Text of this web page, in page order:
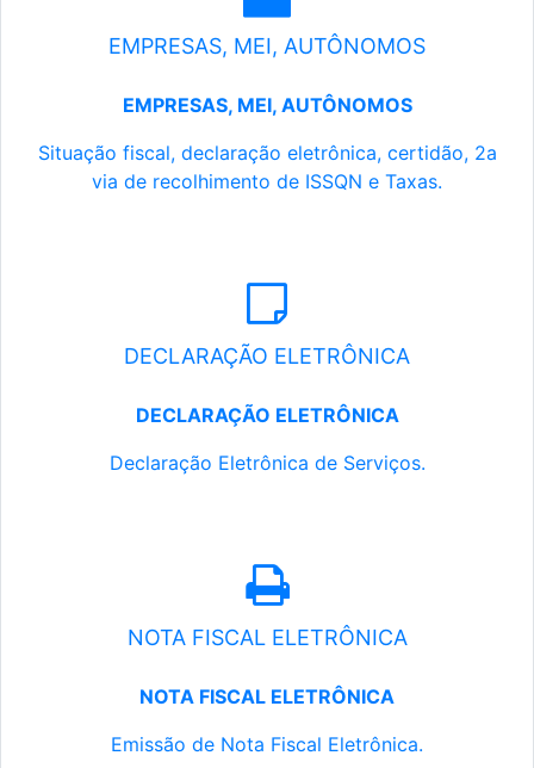
EMPRESAS, MEI, AUTÔNOMOS
EMPRESAS, MEI, AUTÔNOMOS
Situação fiscal, declaração eletrônica, certidão, 2a
via de recolhimento de ISSQN e Taxas.
DECLARAÇÃO ELETRÔNICA
DECLARAÇÃO ELETRÔNICA
Declaração Eletrônica de Serviços.
NOTA FISCAL ELETRÔNICA
NOTA FISCAL ELETRÔNICA
Emissão de Nota Fiscal Eletrônica.